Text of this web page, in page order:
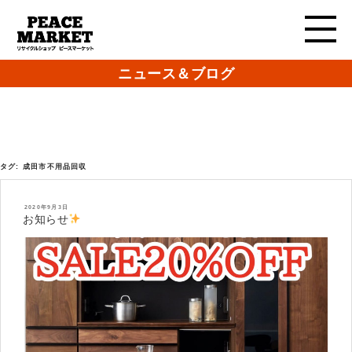
ニュース＆ブログ
タグ: 成田市不用品回収
投
日:
2020年9月3日
お知らせ